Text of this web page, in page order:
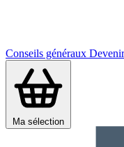
Conseils généraux
Ma sélection